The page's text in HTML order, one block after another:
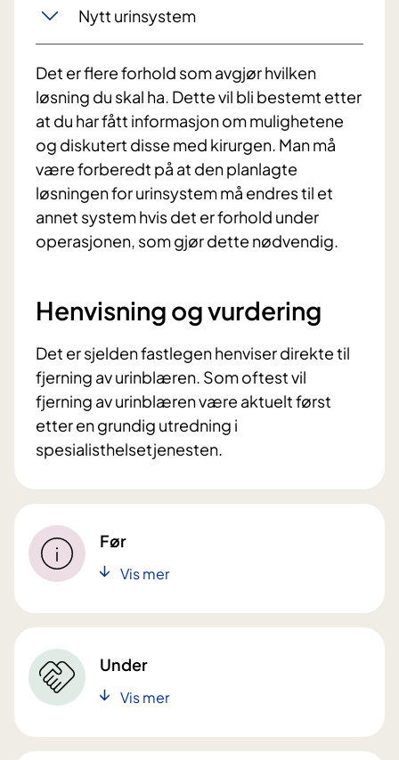
Nytt urinsystem
Det er flere forhold som avgjør hvilken
løsning du skal ha. Dette vil bli bestemt etter
at du har fått informasjon om mulighetene
og diskutert disse med kirurgen. Man må
være forberedt på at den planlagte
løsningen for urinsystem må endres til et
annet system hvis det er forhold under
operasjonen, som gjør dette nødvendig.
Henvisning og vurdering
Det er sjelden fastlegen henviser direkte til
fjerning av urinblæren. Som oftest vil
fjerning av urinblæren være aktuelt først
etter en grundig utredning i
spesialisthelsetjenesten.
Før
Vis mer
Under
Vis mer